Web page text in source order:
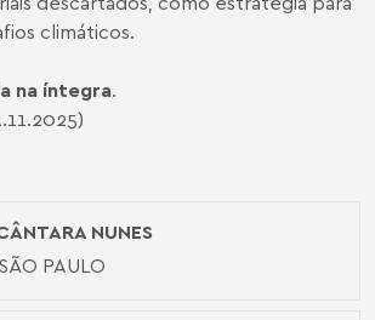
NUNES
PAULO
climáticos.
na íntegra.